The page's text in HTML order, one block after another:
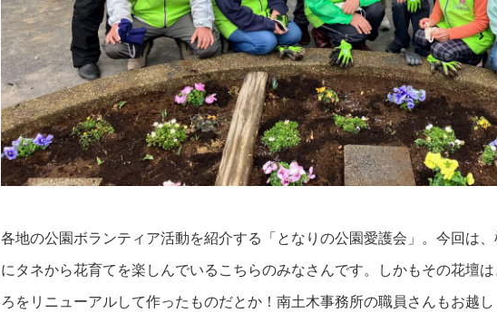
各地の公園ボランティア活動を紹介する「となりの公園愛護会」。今回は
にタネから花育てを楽しんでいるこちらのみなさんです。しかもその花壇
ろをリニューアルして作ったものだとか！南土木事務所の職員さんもお越